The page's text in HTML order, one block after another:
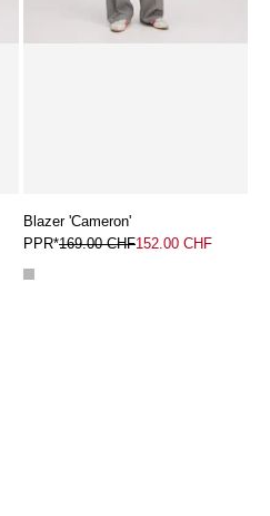
Blazer 'Cameron'
PPR*169.00 CHF152.00 CHF